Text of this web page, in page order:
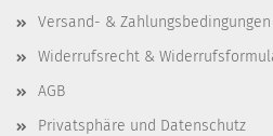
Versand- & Zahlungsbedingungen
Widerrufsrecht &
AGB
Privatsphäre und Datenschutz